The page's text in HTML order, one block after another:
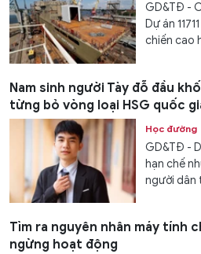
GD&TĐ -
Dự án
chiến cao
Nam sinh người Tày đỗ đầu
từng bỏ vòng loại HSG quốc
Học đường
GD&TĐ -
hạn chế
người dân
Tìm ra nguyên nhân máy tính
ngừng hoạt động